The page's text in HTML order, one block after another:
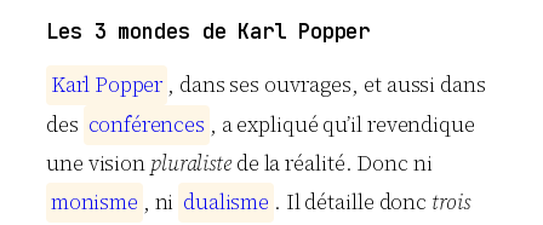
Les 3 mondes de Karl Popper
Karl Popper , dans ses ouvrages, et aussi dans
des conférences , a expliqué qu’il revendique
une vision pluralistede la réalité. Donc ni
monisme , ni dualisme . Il détaille donc trois